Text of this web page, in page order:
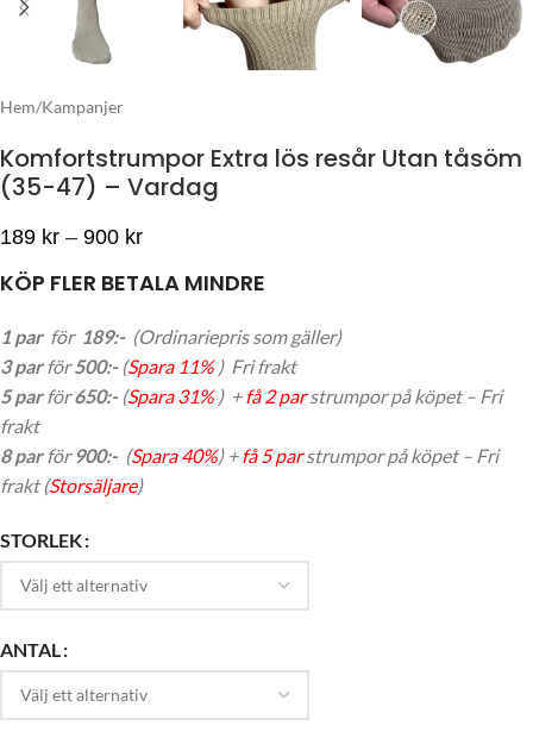
Hem/Kampanjer
Komfortstrumpor Extra lös resår Utan tåsöm
(35-47) – Vardag
189 kr – 900 kr
KÖP FLER BETALA MINDRE
1 parför 189:-(Ordinariepris som gäller)
3 par för500:- (Spara 11% ) Fri frakt
5 par för650:- (Spara 31% ) +få 2 parstrumpor på köpet – Fri
frakt
8 parför 900:-(Spara 40%) +få 5 parstrumpor på köpet – Fri
frakt (Storsäljare)
STORLEK
ANTAL